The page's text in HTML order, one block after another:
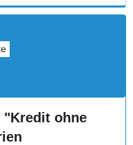
"Kredit ohne